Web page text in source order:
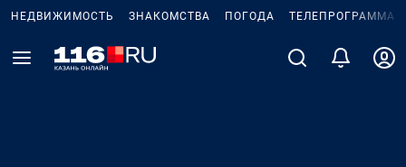
НЕДВИЖИМОСТЬ ЗНАКОМСТВА ПОГОДА ТЕЛЕПРОГРАММА